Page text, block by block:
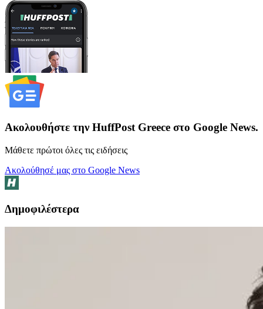
Ακολουθήστε την HuffPost Greece στο Google News.
Μάθετε πρώτοι όλες τις ειδήσεις
Ακολούθησέ μας στο Google News
Δημοφιλέστερα